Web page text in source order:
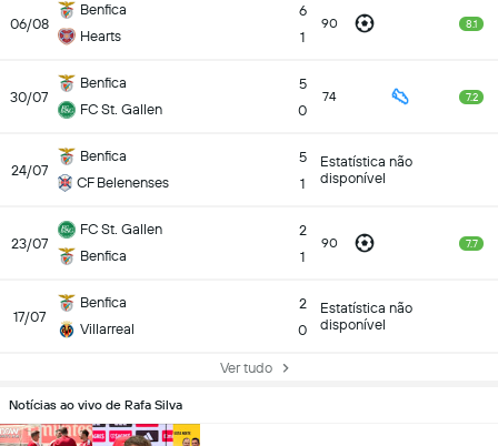
06/08
Benfica
Hearts
6
1
90 8.1
30/07
Benfica
FC St. Gallen
5
0
74 7.2
24/07
Benfica
CF Belenenses
5
1
Estatística não
disponível
23/07
FC St. Gallen
Benfica
2
1
90 7.7
17/07
Benfica
Villarreal
2
0
Estatística não
disponível
Ver tudo
Notícias ao vivo de Rafa Silva